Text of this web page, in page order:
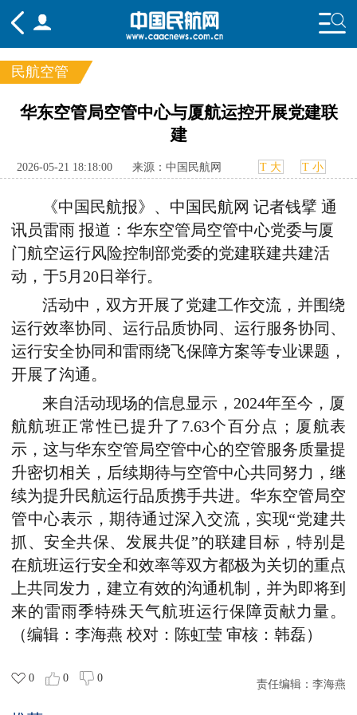
频道
国内
航图 智库 专题 舆情
民航空管
华东空管局空管中心与厦航运控开展党建联
建
2026-05-21 18:18:00 来源：中国民航网 T 大 T 小
《中国民航报》、中国民航网 记者钱擘 通
讯员雷雨 报道 ：华东空管局空管中心党委与厦
门航空运行风险控制部党委的党建联建共建活
动，于5月20日举行。
活动中，双方开展了党建工作交流，并围绕
运行效率协同、运行品质协同、运行服务协同、
运行安全协同和雷雨绕飞保障方案等专业课题，
开展了沟通。
来自活动现场的信息显示，2024年至今，厦
航航班正常性已提升了7.63个百分点；厦航表
示，这与华东空管局空管中心的空管服务质量提
升密切相关，后续期待与空管中心共同努力，继
续为提升民航运行品质携手共进。华东空管局空
管中心表示， 期待通过深入交流 ， 实现“党建共
抓、安全共保、发展共促”的联建目标， 特别是
在航班运行安全和效率等双方都极为关切的重点
上共同发力，建立有效的沟通机制，并为即将到
来的雷雨季特殊天气航班运行保障贡献力量。
（编辑：李海燕 校对：陈虹莹 审核：韩磊）
0 0 0
责任编辑： 李海燕